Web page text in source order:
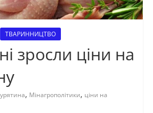
ТВАРИННИЦТВО
зросли ціни на
, Мінагрополітики, ціни на